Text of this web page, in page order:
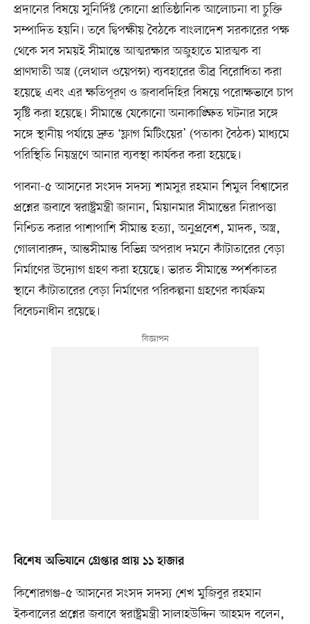
প্রদানের বিষয়ে সুনির্দিষ্ট কোনো প্রাতিষ্ঠানিক আলোচনা বা চুক্তি
সম্পাদিত হয়নি। তবে দ্বিপক্ষীয় বৈঠকে বাংলাদেশ সরকারের পক্ষ
থেকে সব সময়ই সীমান্তে আত্মরক্ষার অজুহাতে মারত্মক বা
প্রাণঘাতী অস্ত্র (লেথাল ওয়েপন্স) ব্যবহারের তীব্র বিরোধিতা করা
হয়েছে এবং এর ক্ষতিপূরণ ও জবাবদিহির বিষয়ে পরোক্ষভাবে চাপ
সৃষ্টি করা হয়েছে। সীমান্তে যেকোনো অনাকাঙ্ক্ষিত ঘটনার সঙ্গে
সঙ্গে স্থানীয় পর্যায়ে দ্রুত ‘ফ্লাগ মিটিংয়ের’ (পতাকা বৈঠক) মাধ্যমে
পরিস্থিতি নিয়ন্ত্রণে আনার ব্যবস্থা কার্যকর করা হয়েছে।
পাবনা-৫ আসনের সংসদ সদস্য শামসুর রহমান শিমুল বিশ্বাসের
প্রশ্নের জবাবে স্বরাষ্ট্রমন্ত্রী জানান, মিয়ানমার সীমান্তের নিরাপত্তা
নিশ্চিত করার পাশাপাশি সীমান্ত হত্যা, অনুপ্রবেশ, মাদক, অস্ত্র,
গোলাবারুদ, আন্তসীমান্ত বিভিন্ন অপরাধ দমনে কাঁটাতারের বেড়া
নির্মাণের উদ্যোগ গ্রহণ করা হয়েছে। ভারত সীমান্তে স্পর্শকাতর
স্থানে কাঁটাতারের বেড়া নির্মাণের পরিকল্পনা গ্রহণের কার্যক্রম
বিবেচনাধীন রয়েছে।
বিশেষ অভিযানে গ্রেপ্তার প্রায় ১১ হাজার
কিশোরগঞ্জ–৫ আসনের সংসদ সদস্য শেখ মুজিবুর রহমান
ইকবালের প্রশ্নের জবাবে স্বরাষ্ট্রমন্ত্রী সালাহউদ্দিন আহমদ বলেন,